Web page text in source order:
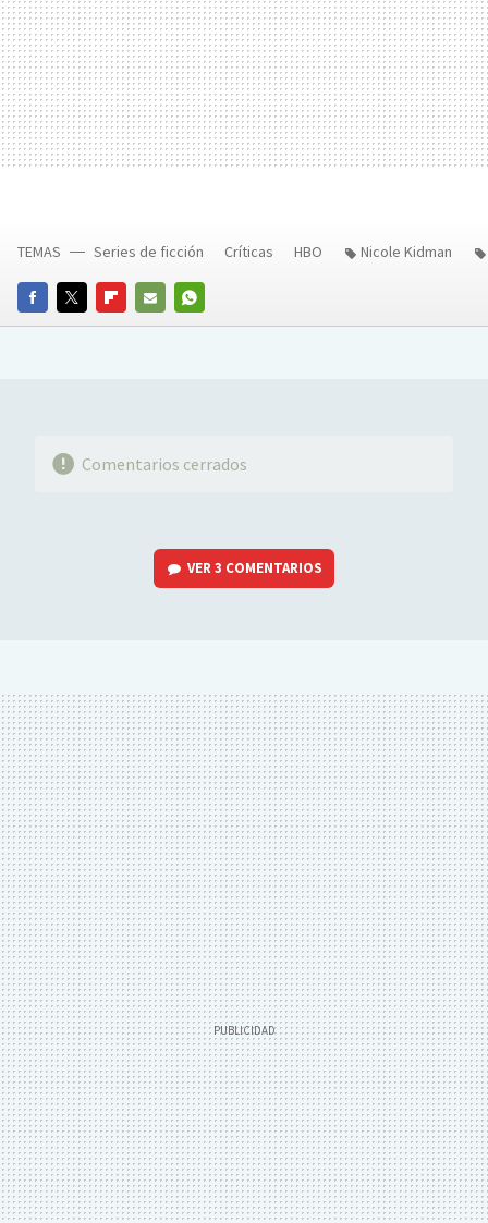
FACEBOOKTWITTERFLIPBOARD
E-
WHATSAPP
TEMAS Series de ficción Críticas HBO Nicole Kidman
Comentarios cerrados
VER3 COMENTARIOS